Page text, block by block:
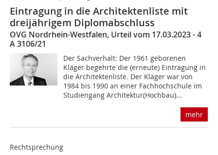
Eintragung in die Architektenliste mit
dreijährigem Diplomabschluss
OVG Nordrhein-Westfalen, Urteil vom 17.03.2023 - 4
A 3106/21
Der Sachverhalt: Der 1961 geborenen
Kläger begehrte die (erneute) Eintragung in
die Architektenliste. Der Kläger war von
1984 bis 1990 an einer Fachhochschule im
Studiengang Architektur(Hochbau)...
mehr
Rechtsprechung